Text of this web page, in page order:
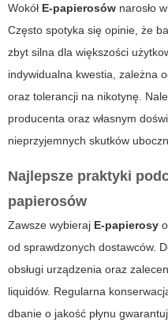
Wokół E-papierosów narosło
Często spotyka się opinie, że
zbyt silna dla większości
indywidualna kwestia, zależna
oraz tolerancji na nikotynę.
producenta oraz własnym
nieprzyjemnych skutków
Najlepsze praktyki
papierosów
Zawsze wybieraj E-papierosy
od sprawdzonych dostawców.
obsługi urządzenia oraz
liquidów. Regularna
dbanie o jakość płynu